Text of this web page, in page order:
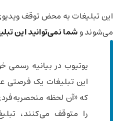
این تبلیغات به محض توقف
می‌شوند وشما نمی‌توانید این
یوتیوب در بیانیه رسمی
این تبلیغات یک فرصتی
که «آن لحظه
را متوقف می‌کنند،